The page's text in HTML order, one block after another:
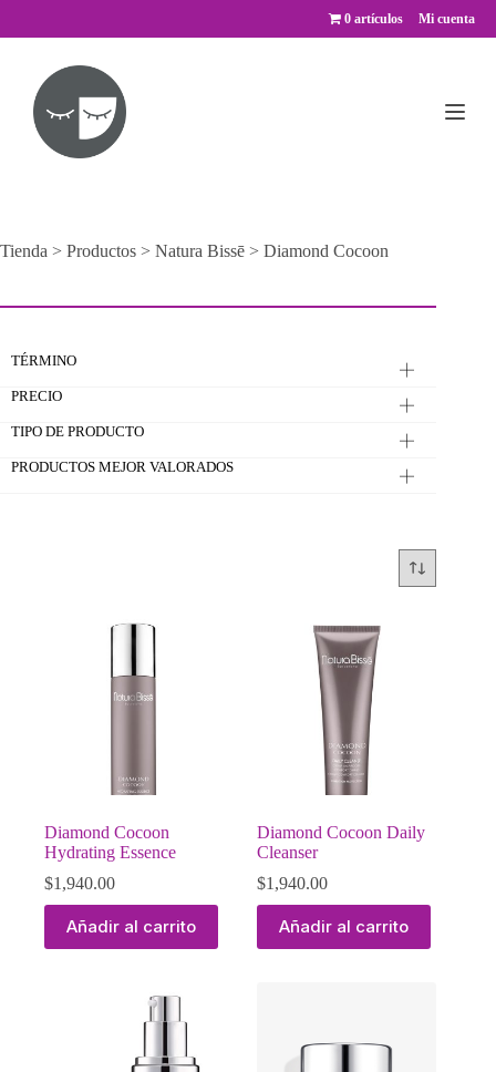
Mi cuenta
0 artículos
Diamond Cocoon
Hydrating Essence
$1,940.00
Añadir al carrito
Diamond Cocoon Daily
Cleanser
$1,940.00
Añadir al carrito
Tienda > Productos > Natura Bissē > Diamond Cocoon
TÉRMINO
PRECIO
TIPO DE PRODUCTO
PRODUCTOS MEJOR VALORADOS